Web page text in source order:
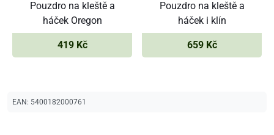
Pouzdro na kleště a
háček Oregon
419 Kč
Pouzdro na kleště a
háček i klín
659 Kč
EAN: 5400182000761